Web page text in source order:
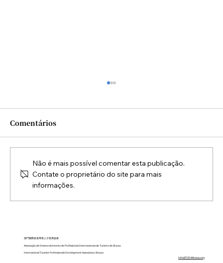
TODA apoia a 29ª Feira
Comentários
Não é mais possível comentar esta publicação.
Contate o proprietário do site para mais
informações.
澳門國際旅遊專業人才發展協會
Associação de Desenvolvimento de Profissionais Internacionais de Turismo de Macau
International Tourism Professionals Development Association, Macao
Info@TODAMacau.org